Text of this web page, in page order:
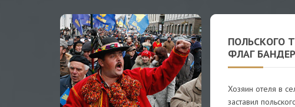
ПОЛЬСКОГО
ФЛАГ
Хозяин отеля в
заставил